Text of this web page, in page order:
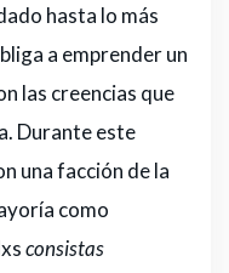
hasta lo más
a emprender un
las creencias que
Durante este
una facción de la
como
consistas